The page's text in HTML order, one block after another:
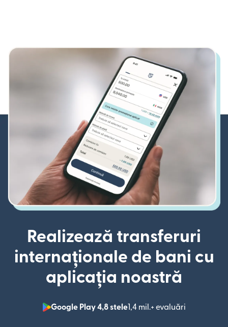
Realizează transferuri
internaționale de bani cu
aplicația noastră
Google Play 4,8 stele1,4 mil.+ evaluări
(se